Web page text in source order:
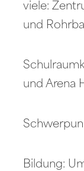
viele:
und
und Arena
Bildung: